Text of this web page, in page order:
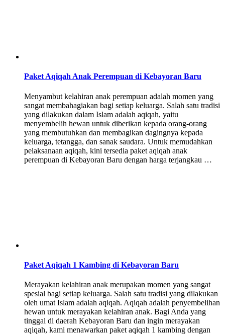
Paket Aqiqah Anak Perempuan di Kebayoran Baru
Menyambut kelahiran anak perempuan adalah momen yang
sangat membahagiakan bagi setiap keluarga. Salah satu tradisi
yang dilakukan dalam Islam adalah aqiqah, yaitu
menyembelih hewan untuk diberikan kepada orang-orang
yang membutuhkan dan membagikan dagingnya kepada
keluarga, tetangga, dan sanak saudara. Untuk memudahkan
pelaksanaan aqiqah, kini tersedia paket aqiqah anak
perempuan di Kebayoran Baru dengan harga terjangkau …
Paket Aqiqah 1 Kambing di Kebayoran Baru
Merayakan kelahiran anak merupakan momen yang sangat
spesial bagi setiap keluarga. Salah satu tradisi yang dilakukan
oleh umat Islam adalah aqiqah. Aqiqah adalah penyembelihan
hewan untuk merayakan kelahiran anak. Bagi Anda yang
tinggal di daerah Kebayoran Baru dan ingin merayakan
aqiqah, kami menawarkan paket aqiqah 1 kambing dengan